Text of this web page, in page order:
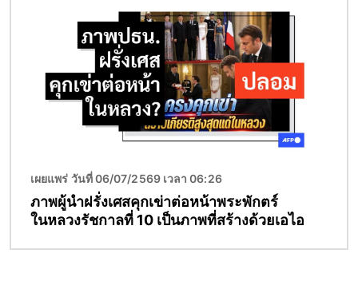
เผยแพร่ วันที่ 06/07/2569 เวลา 06:26
ภาพผู้นำฝรั่งเศสคุกเข่าต่อหน้าพระพักตร์
ในหลวงรัชกาลที่ 10 เป็นภาพที่สร้างด้วยเอไอ